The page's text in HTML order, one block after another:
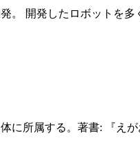
開発したロボットを
所属する。著書: 『え